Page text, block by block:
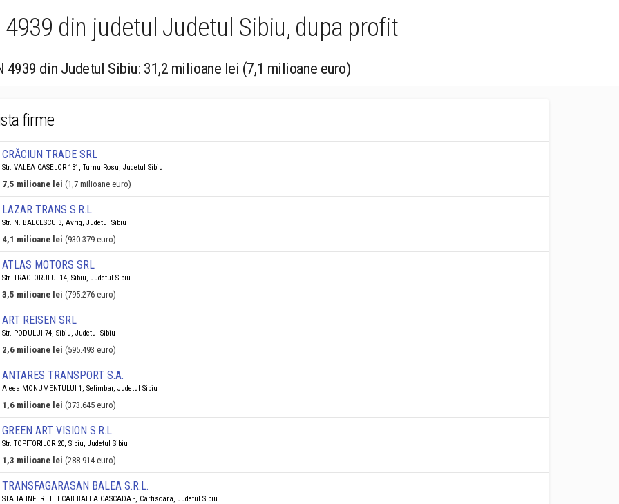
din judetul Judetul Sibiu, dupa profit
din Judetul Sibiu: 31,2 milioane lei (7,1 milioane euro)
firme
CRĂCIUN TRADE SRL
Str. VALEA CASELOR 131, Turnu Rosu, Judetul Sibiu
7,5 milioane lei (1,7 milioane euro)
LAZAR TRANS S.R.L.
Str. N. BALCESCU 3, Avrig, Judetul Sibiu
4,1 milioane lei (930.379 euro)
ATLAS MOTORS SRL
Str. TRACTORULUI 14, Sibiu, Judetul Sibiu
3,5 milioane lei (795.276 euro)
ART REISEN SRL
Str. PODULUI 74, Sibiu, Judetul Sibiu
2,6 milioane lei (595.493 euro)
ANTARES TRANSPORT S.A.
Aleea MONUMENTULUI 1, Selimbar, Judetul Sibiu
1,6 milioane lei (373.645 euro)
GREEN ART VISION S.R.L.
Str. TOPITORILOR 20, Sibiu, Judetul Sibiu
1,3 milioane lei (288.914 euro)
TRANSFAGARASAN BALEA S.R.L.
STATIA INFER.TELECAB.BALEA CASCADA -, Cartisoara, Judetul Sibiu